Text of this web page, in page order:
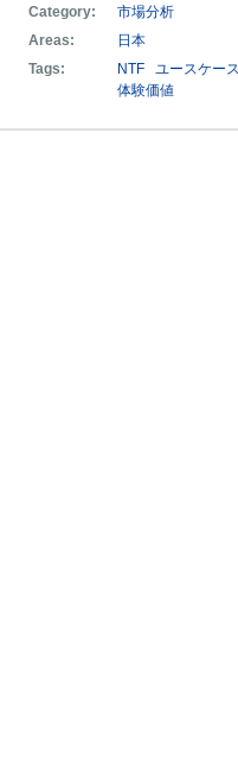
Category:
市場分析
Areas:
日本
Tags:
NTF
ユースケース
体験価値